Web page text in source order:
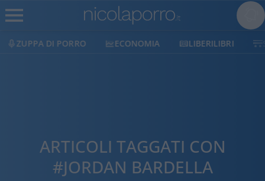
ECONOMIA LIBERILIBRI SHOP SOSTIENICI
ARTICOLI TAGGATI CON
#JORDAN BARDELLA